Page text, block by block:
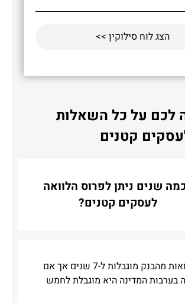
הצג לוח סילוקין >>
לכם על כל השאלות
קטנים
שנים ניתן לפרוס הלוואה
לעסקים קטנים?
בדרך כלל הלוואות מהבנק מוגבלות ל-7 שנים אך אם
בערבות המדינה היא מוגבלת לחמש